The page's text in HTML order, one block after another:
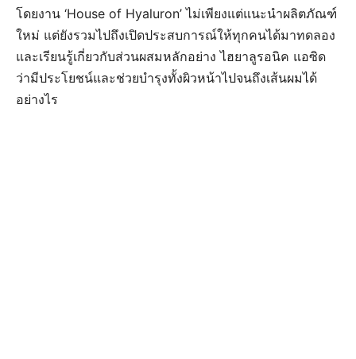
โดยงาน ‘House of Hyaluron’ ไม่เพียงแต่แนะนำผลิตภัณฑ์
ใหม่ แต่ยังรวมไปถึงเปิดประสบการณ์ให้ทุกคนได้มาทดลอง
และเรียนรู้เกี่ยวกับส่วนผสมหลักอย่าง ไฮยาลูรอนิค แอซิด
ว่ามีประโยชน์และช่วยบำรุงทั้งผิวหน้าไปจนถึงเส้นผมได้
อย่างไร